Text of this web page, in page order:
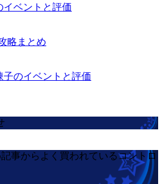
イベントと評価
略まとめ
のイベントと評価
記事からよく買われているコントロ